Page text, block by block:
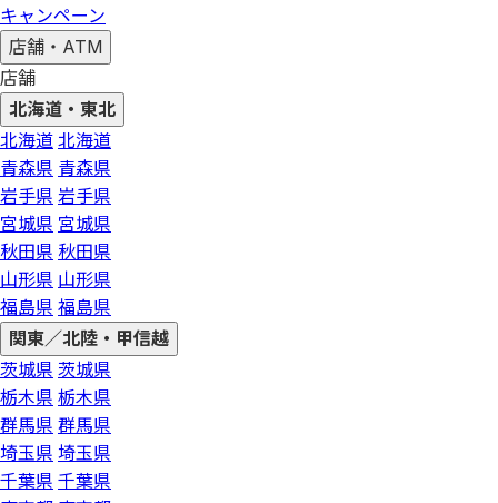
キャンペーン
店舗・ATM
店舗
北海道・東北
北海道 北海道
青森県 青森県
岩手県 岩手県
宮城県 宮城県
秋田県 秋田県
山形県 山形県
福島県 福島県
関東／北陸・甲信越
茨城県 茨城県
栃木県 栃木県
群馬県 群馬県
埼玉県 埼玉県
千葉県 千葉県